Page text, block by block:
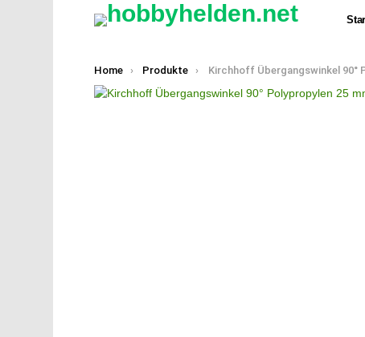
You are here:
Home Produkte Kirchhoff Übergangswinkel 90° Polypropylen 25 mm